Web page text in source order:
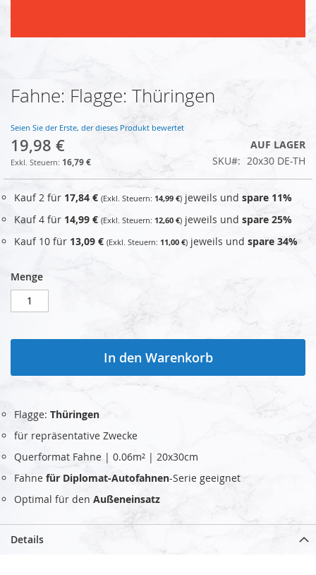
Zum
Anfang
Bildgalerie
springen
Fahne: Flagge: Thüringen
Seien Sie der Erste, der dieses Produkt bewertet
19,98 €
16,79 €
AUF LAGER
SKU
20x30 DE-TH
Kauf 2 für 17,84 € 14,99 € jeweils und spare 11%
Kauf 4 für 14,99 € 12,60 € jeweils und spare 25%
Kauf 10 für 13,09 € 11,00 € jeweils und spare 34%
Menge
In den Warenkorb
Flagge: Thüringen
für repräsentative Zwecke
Querformat Fahne | 0.06m² | 20x30cm
Fahne für Diplomat-Autofahnen-Serie geeignet
Optimal für den Außeneinsatz
Details